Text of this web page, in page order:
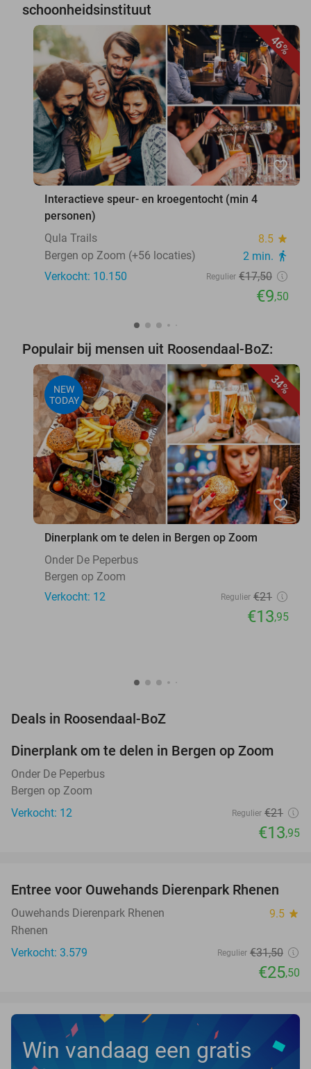
schoonheidsinstituut
46%
favorite_border
Interactieve speur- en kroegentocht (min 4
personen)
Qula Trails
8.5 star
Bergen op Zoom (+56 locaties) 2 min. directions_walk
Verkocht: 10.150 Regulier €17,50
€9,50
Populair bij mensen uit Roosendaal-BoZ:
34%
NEW
TODAY
favorite_border
Dinerplank om te delen in Bergen op Zoom
Onder De Peperbus
Bergen op Zoom
Verkocht: 12
Regulier €21
€13,95
Deals in Roosendaal-BoZ
34%
NEW
TODAY
Dinerplank om te delen in Bergen op Zoom
Onder De Peperbus
Bergen op Zoom
Verkocht: 12
Regulier €21
€13,95
19%
Entree voor Ouwehands Dierenpark Rhenen
Ouwehands Dierenpark Rhenen 9.5 star
Rhenen
Verkocht: 3.579
Regulier €31,50
€25,50
Win vandaag een gratis